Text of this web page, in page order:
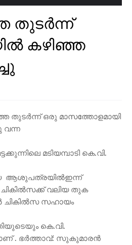
തുടർന്ന്
കഴിഞ്ഞ
തുടർന്ന് ഒരു മാസത്തോളമായി
വന്ന
മടിയമ്പാടി കെ.വി.
ആശുപത്രയിൽഇന്ന്
വലിയ തുക
ചികിൽസ സഹായം
കെ.വി.
. ഭർത്താവ്: സുകുമാരൻ